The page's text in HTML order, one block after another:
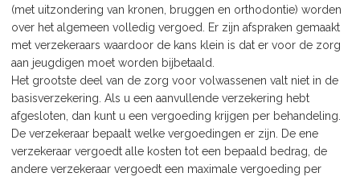
(met uitzondering van kronen, bruggen en orthodontie) worden
over het algemeen volledig vergoed. Er zijn afspraken gemaakt
met verzekeraars waardoor de kans klein is dat er voor de zorg
aan jeugdigen moet worden bijbetaald.
Het grootste deel van de zorg voor volwassenen valt niet in de
basisverzekering. Als u een aanvullende verzekering hebt
afgesloten, dan kunt u een vergoeding krijgen per behandeling.
De verzekeraar bepaalt welke vergoedingen er zijn. De ene
verzekeraar vergoedt alle kosten tot een bepaald bedrag, de
andere verzekeraar vergoedt een maximale vergoeding per